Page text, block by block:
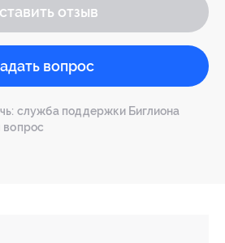
отзыв
вопрос
служба поддержки Биглиона
вопрос